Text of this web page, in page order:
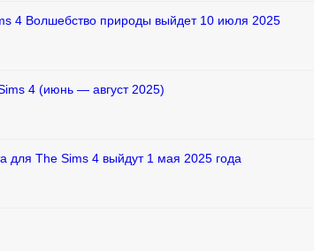
4 Волшебство природы выйдет 10 июля 2025
4 (июнь — август 2025)
для The Sims 4 выйдут 1 мая 2025 года